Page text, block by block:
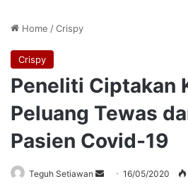
Home /Crispy
Crispy
Peneliti Ciptakan
Peluang Tewas
Pasien Covid-19
Teguh Setiawan
Send16/05/2020